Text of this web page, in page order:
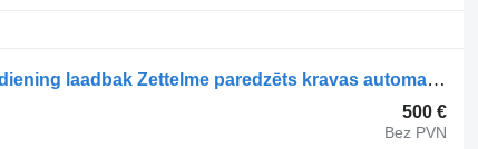
Zettelmeyer Occ hydraulische zuiger bediening laadbak Zettelme paredzēts kravas automašīnas
500 €
Bez PVN